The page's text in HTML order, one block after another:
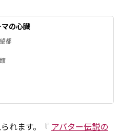
マの心臓
都
れます。『 アバター伝説の